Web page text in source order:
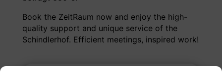
Book the ZeitRaum now and enjoy the high-
quality support and unique service of the
Schindlerhof. Efficient meetings, inspired work!